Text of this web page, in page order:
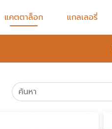
แคตตาล็อก แกลเลอรี่